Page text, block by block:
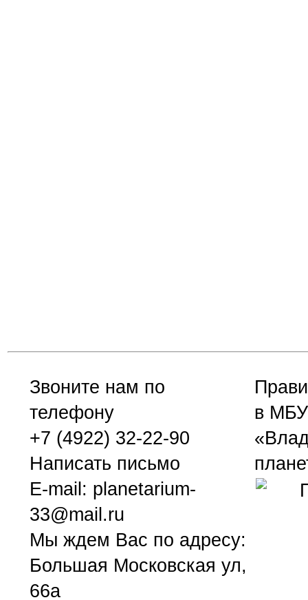
Звоните нам по
телефону
+7 (4922) 32-22-90
Написать письмо
E-mail: planetarium-
33@mail.ru
Мы ждем Вас по адресу:
Большая Московская ул,
66а
в